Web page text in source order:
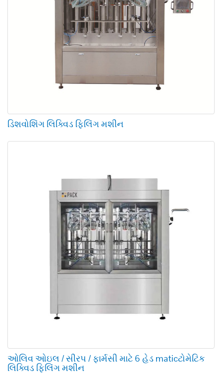
ડિશવોશિંગ લિક્વિડ ફિલિંગ મશીન
ઓલિવ ઓઇલ / સીરપ / ફાર્મસી માટે 6 હેડ maticટોમેટિક
લિક્વિડ ફિલિંગ મશીન